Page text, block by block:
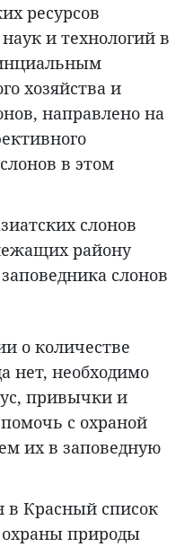
ресурсов
и технологий в
хозяйства и
направлено на
в этом
слонов
району
слонов
о количестве
нет, необходимо
привычки и
с охраной
их в заповедную
в Красный список
природы